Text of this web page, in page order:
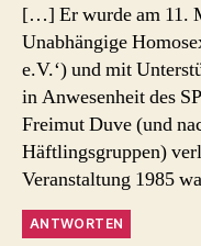
[…] Er wurde am 11.
Unabhängige
e.V.‘) und mit
in Anwesenheit des
Freimut Duve (und
Häftlingsgruppen)
Veranstaltung 1985
ANTWORTEN